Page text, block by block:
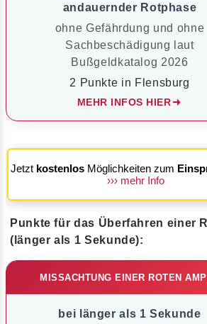
andauernder Rotphase
ohne Gefährdung und ohne
Sachbeschädigung laut
Bußgeldkatalog 2026
2 Punkte in Flensburg
MEHR INFOS HIER
Jetzt kostenlos Möglichkeiten zum
››› mehr Info
Punkte für das Überfahren einer
(länger als 1 Sekunde):
MISSACHTUNG EINER ROTEN
bei länger als 1 Sekunde